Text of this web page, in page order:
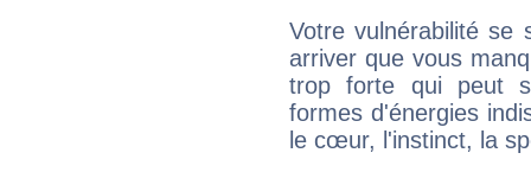
Votre vulnérabilité se
arriver que vous
trop forte qui peut
formes d'énergies
le cœur, l'instinct, la